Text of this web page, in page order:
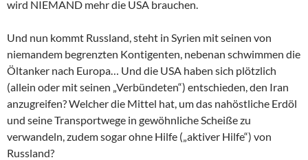
wird NIEMAND mehr die USA brauchen.
Und nun kommt Russland, steht in Syrien mit seinen von
niemandem begrenzten Kontigenten, nebenan schwimmen die
Öltanker nach Europa… Und die USA haben sich plötzlich
(allein oder mit seinen „Verbündeten“) entschieden, den Iran
anzugreifen? Welcher die Mittel hat, um das nahöstliche Erdöl
und seine Transportwege in gewöhnliche Scheiße zu
verwandeln, zudem sogar ohne Hilfe („aktiver Hilfe“) von
Russland?